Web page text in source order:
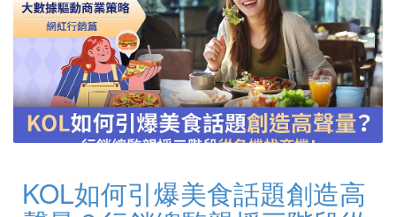
KOL如何引爆美食話題創造高